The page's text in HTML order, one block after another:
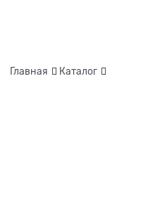
Главная Каталог